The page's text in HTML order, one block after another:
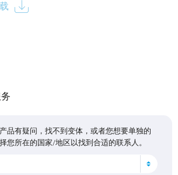
品有疑问，找不到变体，或者您想要单独的
您所在的国家/地区以找到合适的联系人。